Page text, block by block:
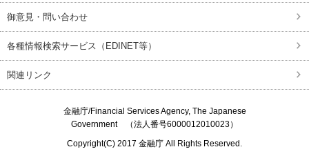
御意見・問い合わせ
各種情報検索サービス（EDINET等）
関連リンク
金融庁/Financial Services Agency, The Japanese
Government（法人番号6000012010023）
Copyright(C) 2017 金融庁 All Rights Reserved.